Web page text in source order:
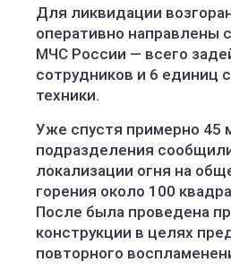
Для ликвидации
оперативно направлены
МЧС России — всего
сотрудников и 6 единиц
техники.
Уже спустя примерно 45
подразделения
локализации огня на
горения около 100
После была проведена
конструкции в целях
повторного